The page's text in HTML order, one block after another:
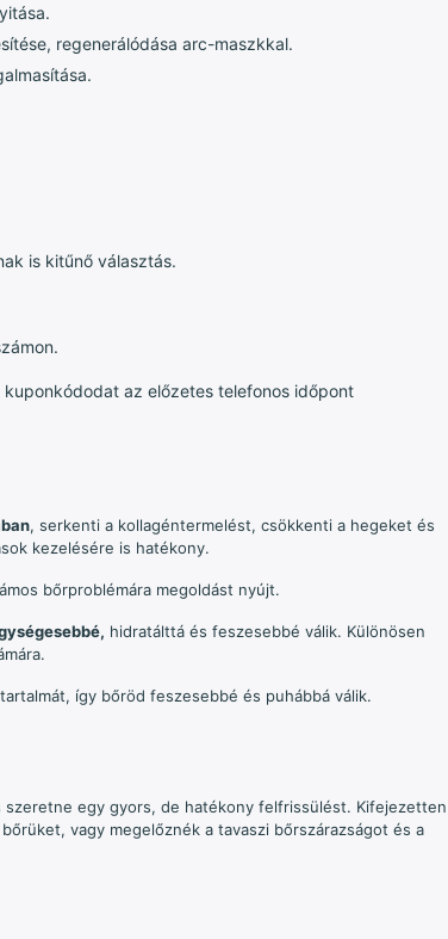
regenerálódása arc-maszkkal.
is kitűnő választás.
az előzetes telefonos időpont
, serkenti a kollagéntermelést, csökkenti a hegeket és
kezelésére is hatékony.
bőrproblémára megoldást nyújt.
hidratálttá és feszesebbé válik. Különösen
így bőröd feszesebbé és puhábbá válik.
egy gyors, de hatékony felfrissülést. Kifejezetten
vagy megelőznék a tavaszi bőrszárazságot és a